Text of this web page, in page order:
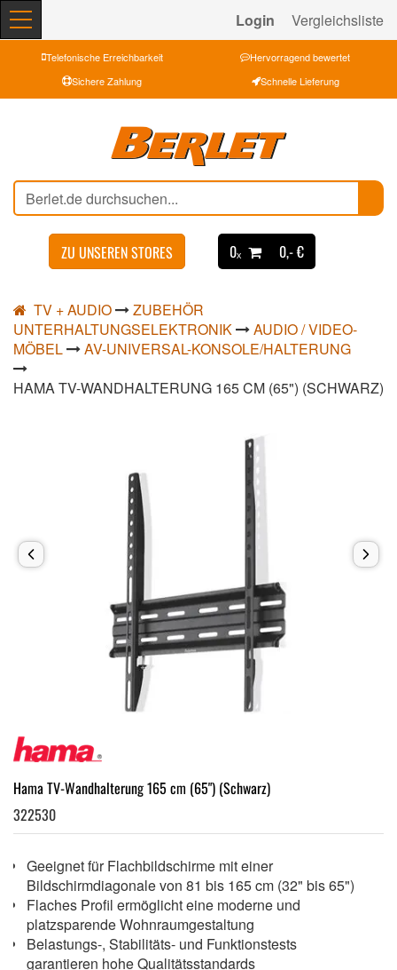
Login Vergleichsliste
Telefonische Erreichbarkeit
Hervorragend bewertet
Sichere Zahlung
Schnelle Lieferung
ZU UNSEREN STORES 0ₓ 0,- €
TV + AUDIO
ZUBEHÖR
UNTERHALTUNGSELEKTRONIK
AUDIO / VIDEO-
MÖBEL
AV-UNIVERSAL-KONSOLE/HALTERUNG
HAMA TV-WANDHALTERUNG 165 CM (65") (SCHWARZ)
Hama TV-Wandhalterung 165 cm (65") (Schwarz)
322530
Geeignet für Flachbildschirme mit einer
Bildschirmdiagonale von 81 bis 165 cm (32" bis 65")
Flaches Profil ermöglicht eine moderne und
platzsparende Wohnraumgestaltung
Belastungs-, Stabilitäts- und Funktionstests
garantieren hohe Qualitätsstandards